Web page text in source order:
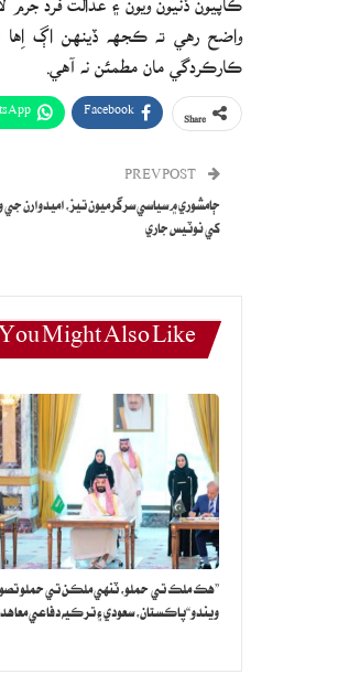
واضح رهي ته ڪجهه ڏينهن اڳ
ڪارڪردگي مان مطمئن نه آهي.
Facebook
ڄامشوري ۾ سياسي سرگرميون تيز، اميدوارن
کي نوٽيس جاري
You Might Also Like
”هڪ ملڪ تي حملو، ٽنهي ملڪن تي حملو
ويندو“پاڪستان، سعودي ۽ ترڪيه دفاعي